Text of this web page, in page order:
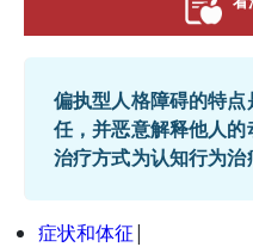
偏执型人格障碍的特
任，并恶意解释他人的
治疗方式为认知行为治
症状和体征|